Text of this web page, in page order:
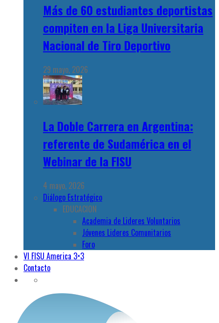
Más de 60 estudiantes deportistas
compiten en la Liga Universitaria
Nacional de Tiro Deportivo
29 mayo, 2026
La Doble Carrera en Argentina:
referente de Sudamérica en el
Webinar de la FISU
4 mayo, 2026
Diálogo Estratégico
EDUCACION
Academia de Lideres Voluntarios
Jóvenes Lideres Comunitarios
Foro
VI FISU America 3×3
Contacto